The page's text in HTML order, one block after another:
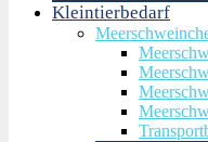
Kleintierbedarf